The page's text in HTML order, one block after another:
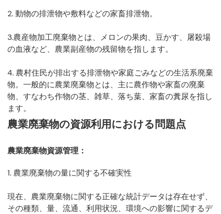
2. 動物の排泄物や敷料などの家畜排泄物。
3.農産物加工廃棄物とは、メロンの果肉、豆かす、屠殺場
の血液など、農業副産物の残留物を指します。
4. 農村住民が排出する排泄物や家庭ごみなどの生活系廃棄
物。一般的に農業廃棄物とは、主に農作物や家畜の廃棄
物、すなわち作物の茎、雑草、落ち葉、家畜の糞尿を指し
ます。
農業廃棄物の資源利用における問題点
農業廃棄物資源管理 ：
1. 農業廃棄物の量に関する不確実性
現在、農業廃棄物に関する正確な統計データは存在せず、
その種類、量、流通、利用状況、環境への影響に関するデ